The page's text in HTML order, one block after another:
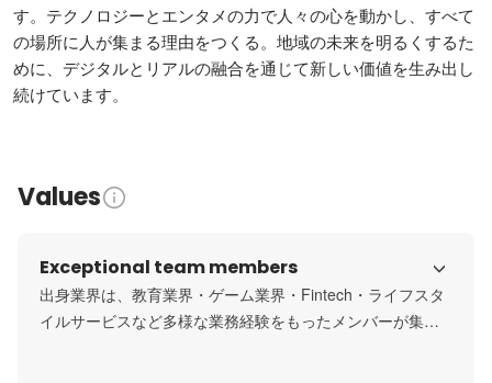
す。テクノロジーとエンタメの力で人々の心を動かし、すべて
の場所に人が集まる理由をつくる。地域の未来を明るくするた
めに、デジタルとリアルの融合を通じて新しい価値を生み出し
続けています。
Values
Exceptional team members
出身業界は、教育業界・ゲーム業界・Fintech・ライフスタ
イルサービスなど多様な業務経験をもったメンバーが集ま